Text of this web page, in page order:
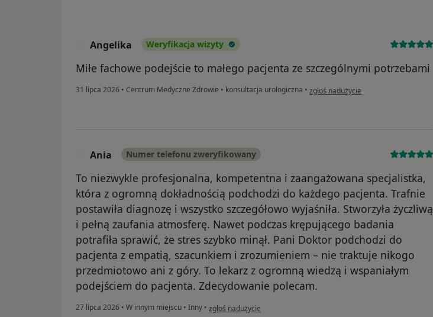
Angelika Weryfikacja wizyty
Miłe fachowe podejście to małego pacjenta ze szczególnymi potrzebami
31 lipca 2026 • Centrum Medyczne Zdrowie • konsultacja urologiczna • w opinii użytkownika Angelika
zgłoś nadużycie
Ania Numer telefonu zweryfikowany
To niezwykle profesjonalna, kompetentna i zaangażowana specjalistka,
która z ogromną dokładnością podchodzi do każdego pacjenta. Trafnie
postawiła diagnozę i wszystko szczegółowo wyjaśniła. Stworzyła życzliwą
i pełną zaufania atmosferę. Nawet podczas krępującego badania
potrafiła sprawić, że stres szybko minął. Pani Doktor podchodzi do
pacjenta z empatią, szacunkiem i zrozumieniem – nie traktuje nikogo
przedmiotowo ani z góry. To lekarz z ogromną wiedzą i wspaniałym
podejściem do pacjenta. Zdecydowanie polecam.
27 lipca 2026 • W innym miejscu • Inny • w opinii użytkownika Ania
zgłoś nadużycie